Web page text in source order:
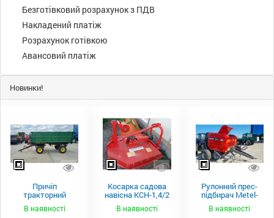
Безготівковий розрахунок з ПДВ
Накладений платіж
Розрахунок готівкою
Авансовий платіж
Новинки!
Причіп
тракторний
самоскидний
Spike 2 ПТС-4
В наявності
Косарка садова
навісна КСН-1,4/2
В наявності
Рулонний прес-
підбирач Metel-
Fach Z 587
В наявності